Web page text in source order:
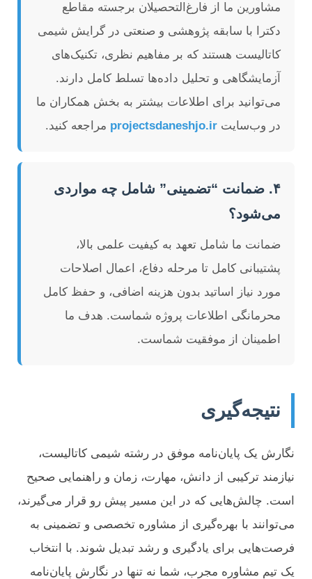
مشاورین ما از فارغ‌التحصیلان برجسته مقاطع
دکترا با سابقه پژوهشی و صنعتی در گرایش شیمی
کاتالیست هستند که بر مفاهیم نظری، تکنیک‌های
آزمایشگاهی و تحلیل داده‌ها تسلط کامل دارند.
می‌توانید برای اطلاعات بیشتر به بخش همکاران ما
در وب‌سایت projectsdaneshjo.ir مراجعه کنید.
۴. ضمانت “تضمینی” شامل چه مواردی
می‌شود؟
ضمانت ما شامل تعهد به کیفیت علمی بالا،
پشتیبانی کامل تا مرحله دفاع، اعمال اصلاحات
مورد نیاز اساتید بدون هزینه اضافی، و حفظ کامل
محرمانگی اطلاعات پروژه شماست. هدف ما
اطمینان از موفقیت شماست.
نتیجه‌گیری
نگارش یک پایان‌نامه موفق در رشته شیمی کاتالیست،
نیازمند ترکیبی از دانش، مهارت، زمان و راهنمایی صحیح
است. چالش‌هایی که در این مسیر پیش رو قرار می‌گیرند،
می‌توانند با بهره‌گیری از مشاوره تخصصی و تضمینی به
فرصت‌هایی برای یادگیری و رشد تبدیل شوند. با انتخاب
یک تیم مشاوره مجرب، شما نه تنها در نگارش پایان‌نامه